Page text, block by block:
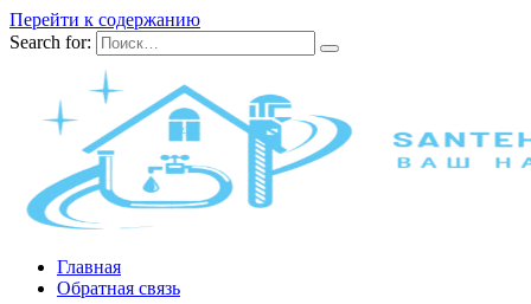
Перейти к содержанию
Search for:
Главная
Обратная связь